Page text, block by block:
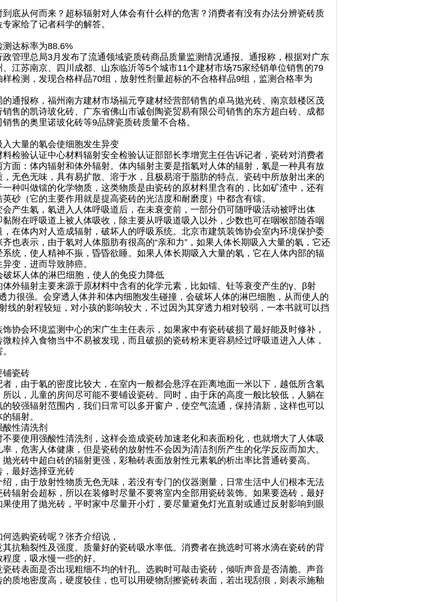
从何而来？超标辐射对人体会有什么样的危害？消费者有没有办法分辨瓷砖质
家给了记者科学的解答。
达标率为88.6%
理总局3月发布了流通领域瓷质砖商品质量监测情况通报。通报称，根据对广东
江苏南京、四川成都、山东临沂等5个城市11个建材市场75家经销单位销售的79
检测，发现合格样品70组，放射性剂量超标的不合格样品9组，监测合格率为
报称，福州南方建材市场福元亨建材经营部销售的卓马抛光砖、南京鼓楼区茂
售的凯诗玻化砖、广东省佛山市诚创陶瓷贸易有限公司销售的东方超白砖、成都
售的奥里诺玻化砖等9品牌瓷质砖质量不合格。
大量的氡会使细胞发生异变
验认证中心材料辐射安全检验认证部部长李增宽主任告诉记者，瓷砖对消费者
方面：体内辐射和体外辐射。体内辐射主要是指氡对人体的辐射，氡是一种具有放
无色无味，具有易扩散、溶于水，且极易溶于脂肪的特点。瓷砖中所放射出来的
种叫做镭的化学物质，这类物质是由瓷砖的原材料里含有的，比如矿渣中，还有
砂（它的主要作用就是提高瓷砖的光洁度和耐磨度）中都含有镭。
生氡，氡进入人体呼吸道后，在未衰变前，一部分仍可随呼吸活动被呼出体
附在呼吸道上被人体吸收，除主要从呼吸道吸入以外，少数也可在咽喉部随吞咽
在体内对人造成辐射，破坏人的呼吸系统。北京市建筑装饰协会室内环境保护委
齐也表示，由于氡对人体脂肪有很高的“亲和力”，如果人体长期吸入大量的氡，它还
统，使人精神不振，昏昏欲睡。如果人体长期吸入大量的氡，它在人体内部的辐
变，进而导致肺癌。
坏人体的淋巴细胞，使人的免疫力降低
辐射主要来源于原材料中含有的化学元素，比如镭、钍等衰变产生的γ、β射
力很强。会穿透人体并和体内细胞发生碰撞，会破坏人体的淋巴细胞，从而使人的
线的射程较短，对小孩的影响较大，不过因为其穿透力相对较弱，一本书就可以挡
会环境监测中心的宋广生主任表示，如果家中有瓷砖破损了最好能及时修补，
微粒掉入食物当中不易被发现，而且破损的瓷砖粉末更容易经过呼吸道进入人体，
瓷砖
由于氡的密度比较大，在室内一般都会悬浮在距离地面一米以下，越低所含氡
所以，儿童的房间尽可能不要铺设瓷砖。同时，由于床的高度一般比较低，人躺在
的较强辐射范围内，我们日常可以多开窗户，使空气流通，保持清新，这样也可以
辐射。
性清洗剂
使用强酸性清洗剂，这样会造成瓷砖加速老化和表面粉化，也就增大了人体吸
，危害人体健康，但是瓷砖的放射性不会因为清洁剂所产生的化学反应而加大。
光砖中超白砖的辐射更强，彩釉砖表面放射性元素氡的析出率比普通砖要高。
最好选择亚光砖
由于放射性物质无色无味，若没有专门的仪器测量，日常生活中人们根本无法
砖辐射会超标，所以在装修时尽量不要将室内全部用瓷砖装饰。如果要选砖，最好
使用了抛光砖，平时家中尽量开小灯，要尽量避免灯光直射或通过反射影响到眼
选购瓷砖呢？张齐介绍说，
釉裂性及强度。质量好的瓷砖吸水率低。消费者在挑选时可将水滴在瓷砖的背
度，吸水慢一些的好。
表面是否出现粗细不均的针孔。选购时可敲击瓷砖，倾听声音是否清脆。声音
的质地密度高，硬度较佳，也可以用硬物刮擦瓷砖表面，若出现刮痕，则表示施釉